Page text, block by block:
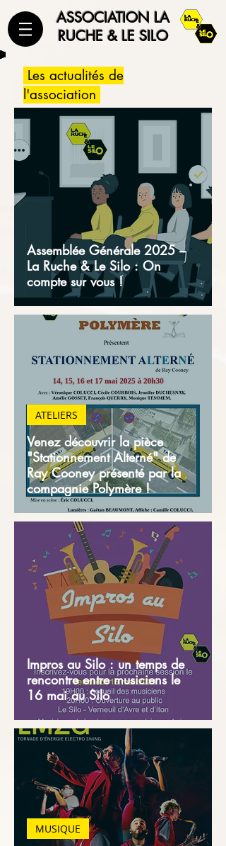
ASSOCIATION LA
RUCHE & LE SILO
Les actualités de
l'association
Assemblée Générale 2025 –
La Ruche & Le Silo : On
compte sur vous !
Venez découvrir la pièce
"Stationnement Alterné" de
Ray Cooney présenté par la
compagnie Polymère !
ATELIERS
Impros au Silo : un temps de
rencontre entre musiciens le
16 mai au Silo
MUSIQUE